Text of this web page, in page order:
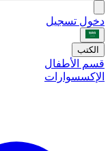
دخول تسجيل
الكتب
قسم الأطفال
الإكسسوارات